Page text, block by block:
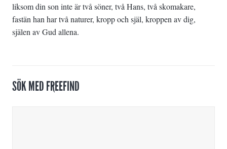
liksom din son inte är två söner, två Hans, två skomakare,
fastän han har två naturer, kropp och själ, kroppen av dig,
själen av Gud allena.
SÖK MED FREEFIND